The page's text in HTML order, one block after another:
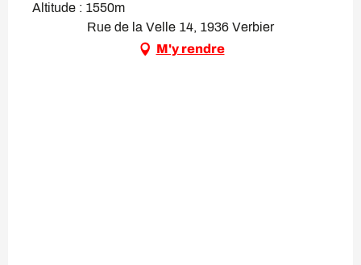
Altitude : 1550m
Rue de la Velle 14, 1936 Verbier
M'y rendre